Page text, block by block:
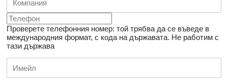
Проверете телефонния номер: той трябва да се въведе в
международния формат, с кода на държавата. Не работим с
тази държава